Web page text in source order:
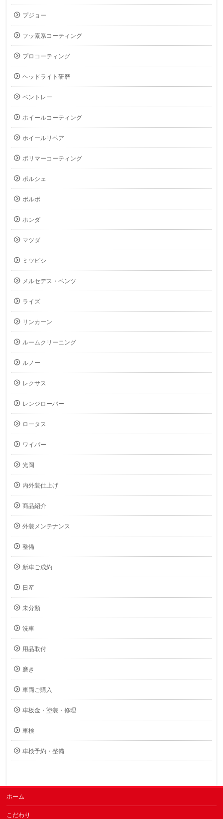
プジョー
フッ素系コーティング
プロコーティング
ヘッドライト研磨
ベントレー
ホイールコーティング
ホイールリペア
ポリマーコーティング
ポルシェ
ボルボ
ホンダ
マツダ
ミツビシ
メルセデス・ベンツ
ライズ
リンカーン
ルームクリーニング
ルノー
レクサス
レンジローバー
ロータス
ワイパー
光岡
内外装仕上げ
商品紹介
外装メンテナンス
整備
新車ご成約
日産
未分類
洗車
用品取付
磨き
車両ご購入
車板金・塗装・修理
車検
車検予約・整備
ホーム
こだわり